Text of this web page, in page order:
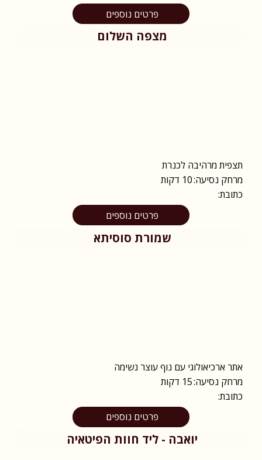
פרטים נוספים
מצפה השלום
תצפית מרהיבה לכנרת
מרחק נסיעה:10 דקות
כתובת:
פרטים נוספים
שמורת סוסיתא
אתר ארכיאולוגי עם נוף עוצר נשימה
מרחק נסיעה:15 דקות
כתובת:
פרטים נוספים
יואבה - ליד חוות הפיטאיה